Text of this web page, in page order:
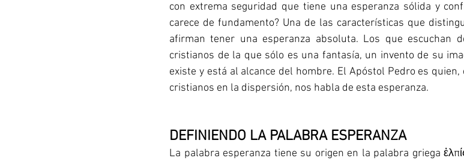
con extrema seguridad que tiene una esperanza sólida y
carece de fundamento? Una de las características que
afirman tener una esperanza absoluta. Los que escuchan
cristianos de la que sólo es una fantasía, un invento de su
existe y está al alcance del hombre. El Apóstol Pedro es
cristianos en la dispersión, nos habla de esta esperanza.
DEFINIENDO LA PALABRA ESPERANZA
La palabra esperanza tiene su origen en la palabra griega